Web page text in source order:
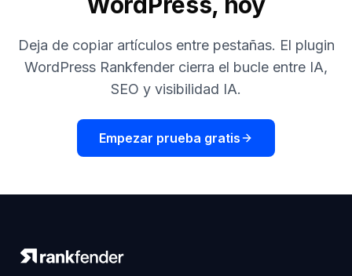
Deja de copiar artículos entre pestañas. El plugin
WordPress Rankfender cierra el bucle entre IA,
SEO y visibilidad IA.
Empezar prueba gratis